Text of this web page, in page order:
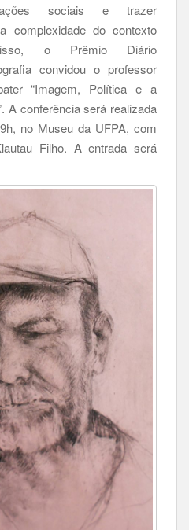
sociais e trazer
complexidade do contexto
o Prêmio Diário
convidou o professor
“Imagem, Política e a
A conferência será realizada
no Museu da UFPA, com
Filho. A entrada será